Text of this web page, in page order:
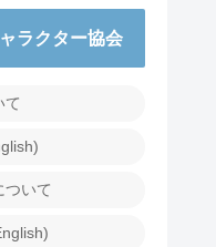
ラクター協会
て
ついて